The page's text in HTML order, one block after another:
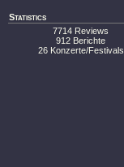
Statistics
7714 Reviews
912 Berichte
26 Konzerte/Festivals